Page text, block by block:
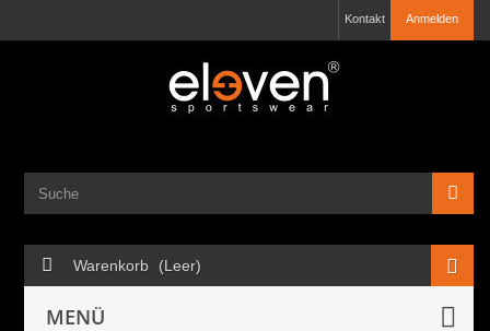
Anmelden
Kontakt
Warenkorb (Leer)
MENÜ